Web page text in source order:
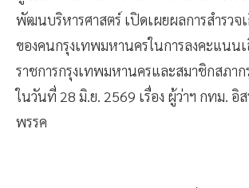
พัฒนบริหารศาสตร์ เปิดเผยผลการสำรวจ
ของคนกรุงเทพมหานครในการลงคะแนน
ราชการกรุงเทพมหานครและสมาชิกสภา
ในวันที่ 28 มิ.ย. 2569 เรื่อง ผู้ว่าฯ กทม. อิ
พรรค